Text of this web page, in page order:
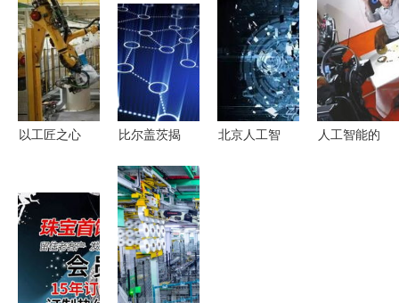
共筑开放智
能生态之路
10强团队解
读智能汽车
创新应用新
方向
就“人工智
能+”创新发
展新画卷
款破局性AI
开发工具，
开启人工智
能应用软件
开发新篇章
以工匠之心
实体制造与
人工智能的
融合发展之
路
比尔盖茨揭
大最赚钱新
兴行业 人
工智能应用
软件开发引
领未来
北京人工智
人工智能的